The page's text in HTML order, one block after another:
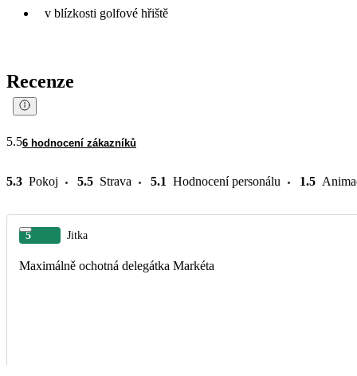
v blízkosti golfové hřiště
Recenze
5.56 hodnocení zákazníků
5.3 Pokoj 5.5 Strava 5.1 Hodnocení personálu 1.5
5 Jitka
Maximálně ochotná delegátka Markéta